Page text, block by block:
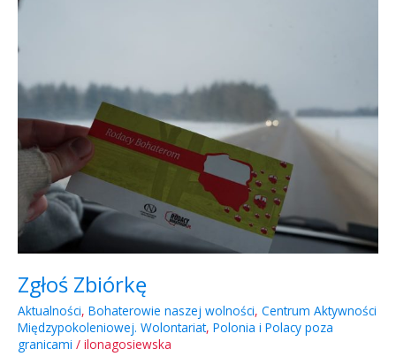
Zgłoś Zbiórkę
Aktualności, Bohaterowie naszej wolności, Centrum Aktywności
Międzypokoleniowej. Wolontariat, Polonia i Polacy poza
granicami / ilonagosiewska